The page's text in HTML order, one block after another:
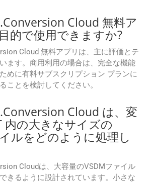
Cloud 無料ア
的で使用できますか?
Cloud 無料アプリは、主に評価とテ
ます。商用利用の場合は、完全な機能
めに有料サブスクリプション プランに
ことを検討してください。
Cloud は、変
内の大きなサイズの
ルをどのように処理し
Cloudは、大容量のVSDMファイル
きるように設計されています。小さな